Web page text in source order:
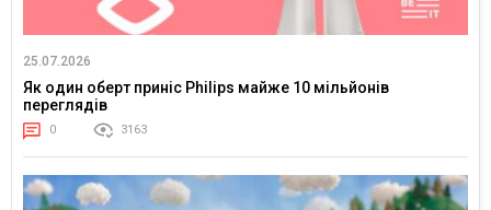
25.07.2026
Як один оберт приніс Philips майже 10 мільйонів
переглядів
0 3163